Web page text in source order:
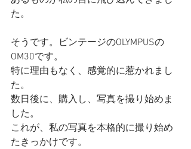
た。
そうです。ビンテージのOLYMPUSの
OM30です。
特に理由もなく、感覚的に惹かれまし
た。
数日後に、購入し、写真を撮り始めま
した。
これが、私の写真を本格的に撮り始め
たきっかけです。